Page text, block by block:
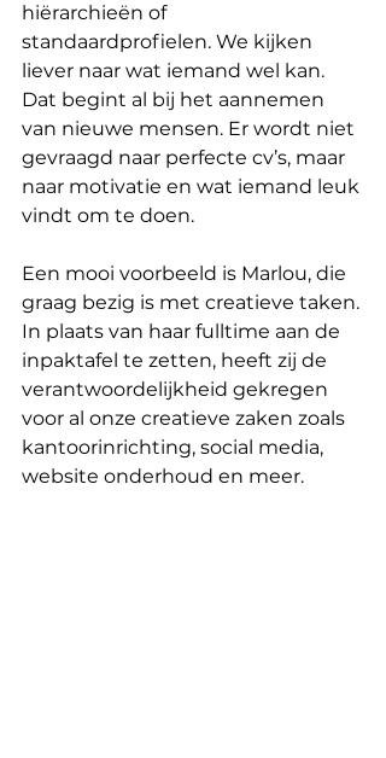
hiërarchieën of
standaardprofielen. We kijken
liever naar wat iemand wel kan.
Dat begint al bij het aannemen
van nieuwe mensen. Er wordt niet
gevraagd naar perfecte cv’s, maar
naar motivatie en wat iemand leuk
vindt om te doen.
Een mooi voorbeeld is Marlou, die
graag bezig is met creatieve taken.
In plaats van haar fulltime aan de
inpaktafel te zetten, heeft zij de
verantwoordelijkheid gekregen
voor al onze creatieve zaken zoals
kantoorinrichting, social media,
website onderhoud en meer.